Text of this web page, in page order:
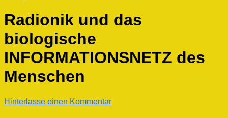
Radionik und das
biologische
INFORMATIONSNETZ des
Menschen
Hinterlasse einen Kommentarzu